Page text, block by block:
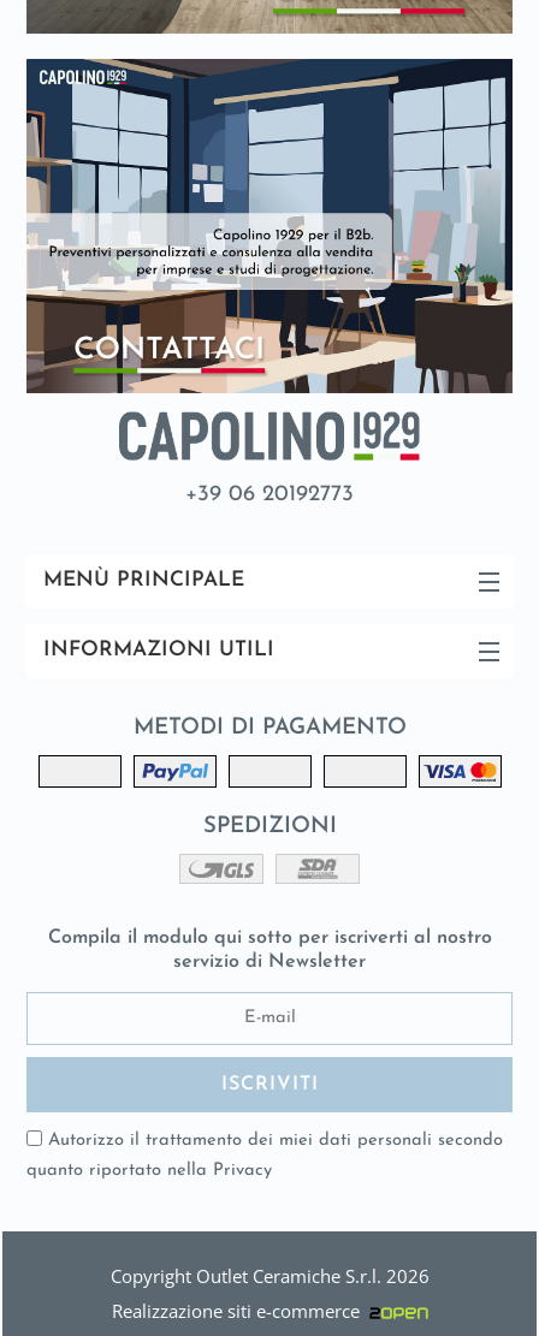
+39 06 20192773
MENÙ PRINCIPALE
INFORMAZIONI UTILI
METODI DI PAGAMENTO
SPEDIZIONI
Compila il modulo qui sotto per iscriverti al nostro
servizio di Newsletter
Autorizzo il trattamento dei miei dati personali secondo
quanto riportato nella Privacy
Copyright Outlet Ceramiche S.r.l. 2026
Realizzazione siti e-commerce